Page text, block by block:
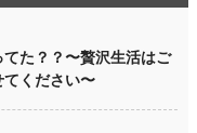
た？？〜贅沢生活はご
ください〜